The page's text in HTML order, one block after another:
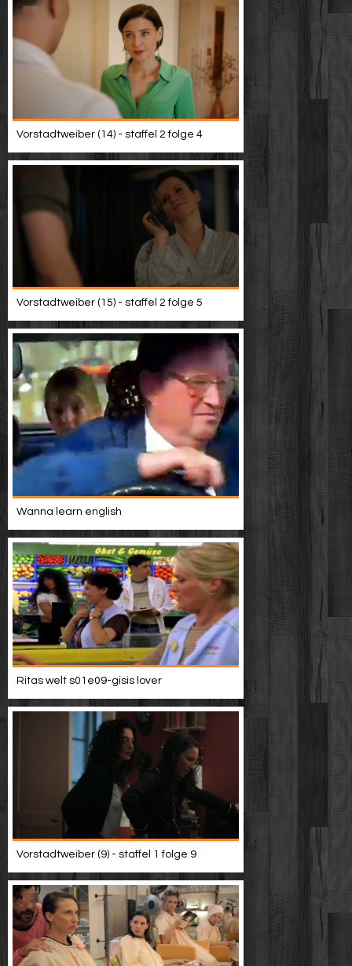
Vorstadtweiber (14) - staffel 2 folge 4
Vorstadtweiber (15) - staffel 2 folge 5
Wanna learn english
Ritas welt s01e09-gisis lover
Vorstadtweiber (9) - staffel 1 folge 9